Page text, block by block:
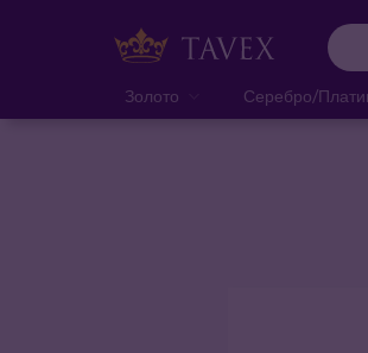
Золото Серебро/